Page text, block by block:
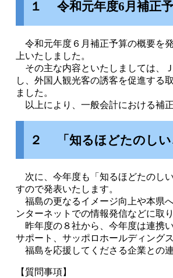
１ 令和元年度6月補正
令和元年度６月補正予算の概要を
上いたしました。
その主な内容といたしましては、
し、外国人観光客の誘客を促進する
ました。
以上により、一般会計における補
２ 「知るほどたのしい
次に、今年度も「知るほどたのし
すので発表いたします。
福島の更なるイメージ向上や本県
ンターネットでの情報発信などに取
昨年度の８社から、今年度は連携
サポート、サッポロホールディング
福島を応援してくださる企業との
【質問事項】